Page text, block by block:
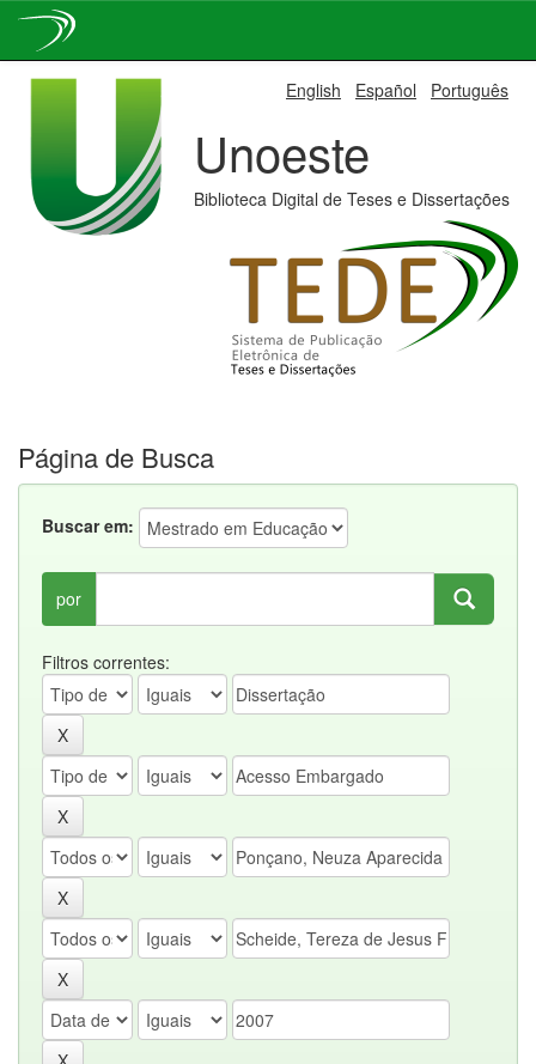
English Español Português
Unoeste
Biblioteca Digital de Teses e Dissertações
Página de Busca
Buscar em:
por
Filtros correntes: